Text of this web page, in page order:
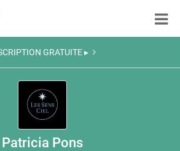
GRATUITE ▸
Patricia Pons